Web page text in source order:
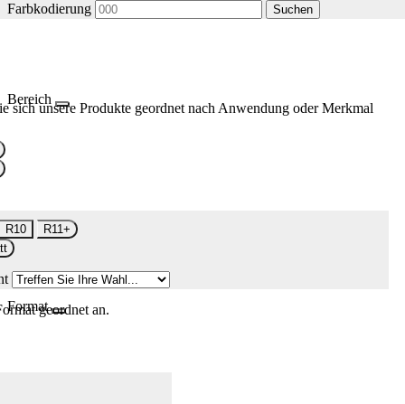
Farbkodierung Suchen
Bereich
sich unsere Produkte geordnet nach Anwendung oder Merkmal
R10
R11+
Formatgeordnet an.